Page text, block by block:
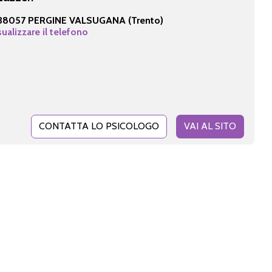
PERGINE VALSUGANA (Trento)
il telefono
CONTATTA LO PSICOLOGO VAI AL SITO